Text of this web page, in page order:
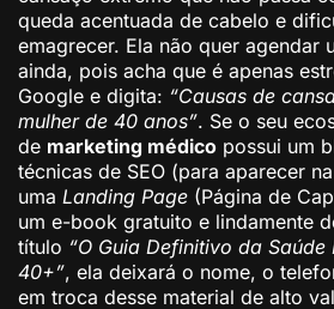
queda acentuada de cabelo e
emagrecer. Ela não quer agendar
ainda, pois acha que é apenas
Google e digita: “Causas de
mulher de 40 anos”. Se o seu
de marketing médico possui um
técnicas de SEO (para aparecer
uma Landing Page (Página de
um e-book gratuito e lindamente
título “O Guia Definitivo da
40+”, ela deixará o nome, o
em troca desse material de alto